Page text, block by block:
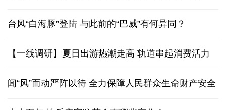
台风“白海豚”登陆 与此前的“巴威”有何异同？
【一线调研】夏日出游热潮走高 轨道串起消费活力
闻“风”而动严阵以待 全力保障人民群众生命财产安全